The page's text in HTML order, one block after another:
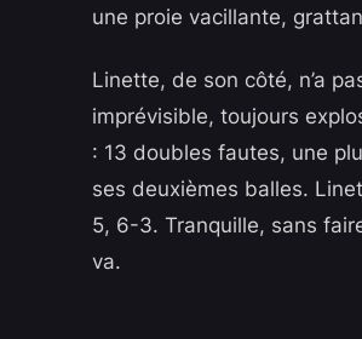
une proie vacillante,
Linette, de son côté, n’a
imprévisible, toujours
: 13 doubles fautes, une
ses deuxièmes balles.
5, 6-3. Tranquille, sans
va.